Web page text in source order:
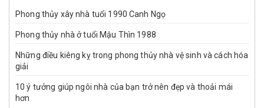
Phong thủy xây nhà tuổi 1990 Canh Ngọ
Phong thủy nhà ở tuổi Mậu Thìn 1988
Những điều kiêng kỵ trong phong thủy nhà vệ sinh và cách hóa
giải
10 ý tưởng giúp ngôi nhà của bạn trở nên đẹp và thoải mái
hơn